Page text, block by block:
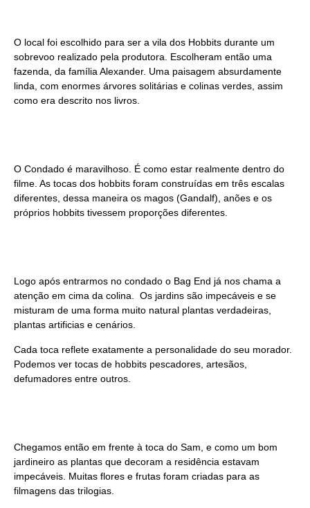
O local foi escolhido para ser a vila dos Hobbits durante um
sobrevoo realizado pela produtora. Escolheram então uma
fazenda, da família Alexander. Uma paisagem absurdamente
linda, com enormes árvores solitárias e colinas verdes, assim
como era descrito nos livros.
O Condado é maravilhoso. É como estar realmente dentro do
filme. As tocas dos hobbits foram construídas em três escalas
diferentes, dessa maneira os magos (Gandalf), anões e os
próprios hobbits tivessem proporções diferentes.
Logo após entrarmos no condado o Bag End já nos chama a
atenção em cima da colina. Os jardins são impecáveis e se
misturam de uma forma muito natural plantas verdadeiras,
plantas artificias e cenários.
Cada toca reflete exatamente a personalidade do seu morador.
Podemos ver tocas de hobbits pescadores, artesãos,
defumadores entre outros.
Chegamos então em frente à toca do Sam, e como um bom
jardineiro as plantas que decoram a residência estavam
impecáveis. Muitas flores e frutas foram criadas para as
filmagens das trilogias.